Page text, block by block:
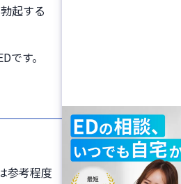
起する
です。
参考程度